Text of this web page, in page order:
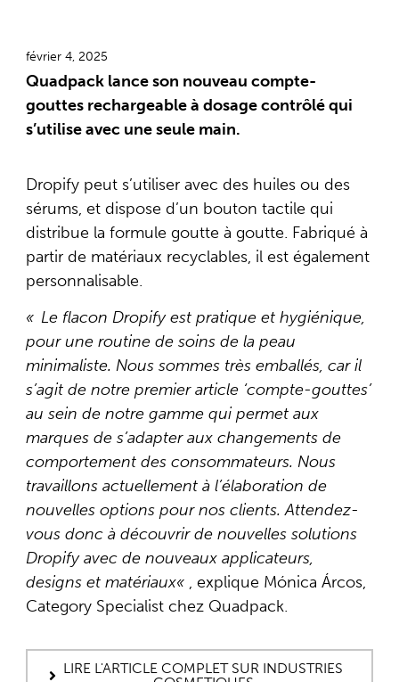
février 4, 2025
Quadpack lance son nouveau compte-
gouttes rechargeable à dosage contrôlé qui
s’utilise avec une seule main.
Dropify peut s’utiliser avec des huiles ou des
sérums, et dispose d’un bouton tactile qui
distribue la formule goutte à goutte. Fabriqué à
partir de matériaux recyclables, il est également
personnalisable.
« Le flacon Dropify est pratique et hygiénique,
pour une routine de soins de la peau
minimaliste. Nous sommes très emballés, car il
s’agit de notre premier article ‘compte-gouttes’
au sein de notre gamme qui permet aux
marques de s’adapter aux changements de
comportement des consommateurs. Nous
travaillons actuellement à l’élaboration de
nouvelles options pour nos clients. Attendez-
vous donc à découvrir de nouvelles solutions
Dropify avec de nouveaux applicateurs,
designs et matériaux« , explique Mónica Árcos,
Category Specialist chez Quadpack.
LIRE L'ARTICLE COMPLET SUR INDUSTRIES